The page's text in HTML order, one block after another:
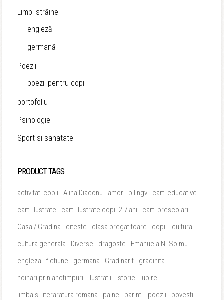
Limbi străine
engleză
germană
Poezii
poezii pentru copii
portofoliu
Psihologie
Sport si sanatate
PRODUCT TAGS
activitati copii Alina Diaconu amor bilingv
carti educative
carti ilustrate
carti ilustrate copii 2-7 ani
carti prescolari
Casa / Gradina
citeste clasa pregatitoare copii
cultura
cultura generala
Diverse dragoste
Emanuela N. Soimu
engleza
fictiune germana Gradinarit
gradinita
hoinari prin anotimpuri
ilustratii istorie
iubire
limba si literaratura romana
paine parinti poezii
povesti